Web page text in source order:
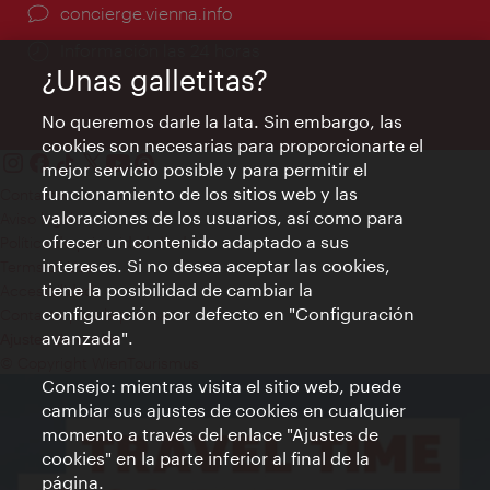
concierge.vienna.info
Contacto
Aviso legal
Política de privacidad de datos
Terms of Use
Accesibilidad
Contacto para la prensa
Ajustes de cookie
¿Unas galletitas?
No queremos darle la lata. Sin embargo, las
cookies son necesarias para proporcionarte el
mejor servicio posible y para permitir el
funcionamiento de los sitios web y las
valoraciones de los usuarios, así como para
ofrecer un contenido adaptado a sus
intereses. Si no desea aceptar las cookies,
tiene la posibilidad de cambiar la
configuración por defecto en "Configuración
avanzada".
Consejo: mientras visita el sitio web, puede
cambiar sus ajustes de cookies en cualquier
momento a través del enlace "Ajustes de
cookies" en la parte inferior al final de la
página.